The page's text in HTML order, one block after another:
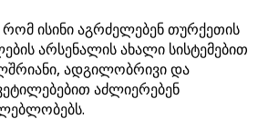
რომ ისინი აგრძელებენ თურქეთის
არსენალის ახალი სისტემებით
ადგილობრივი და
აძლიერებენ